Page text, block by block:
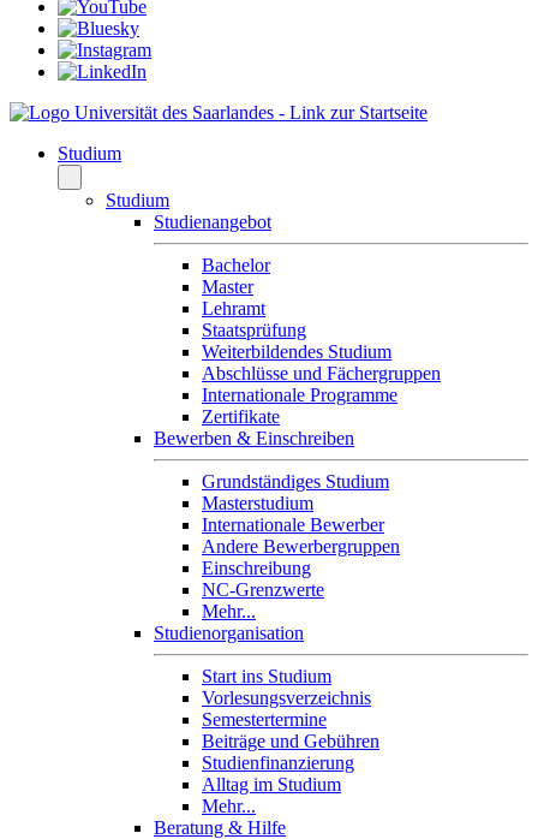
Studium
Studium
Studienangebot
Bachelor
Master
Lehramt
Staatsprüfung
Weiterbildendes Studium
Abschlüsse und Fächergruppen
Internationale Programme
Zertifikate
Bewerben & Einschreiben
Grundständiges Studium
Masterstudium
Internationale Bewerber
Andere Bewerbergruppen
Einschreibung
NC-Grenzwerte
Mehr...
Studienorganisation
Start ins Studium
Vorlesungsverzeichnis
Semestertermine
Beiträge und Gebühren
Studienfinanzierung
Alltag im Studium
Mehr...
Beratung & Hilfe